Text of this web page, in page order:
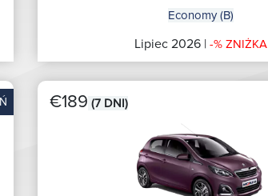
Economy (B)
Lipiec 2026 | -% ZNIŻKA
€189 (7 DNI)